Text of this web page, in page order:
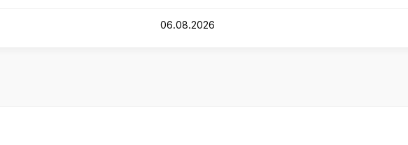
06.08.2026